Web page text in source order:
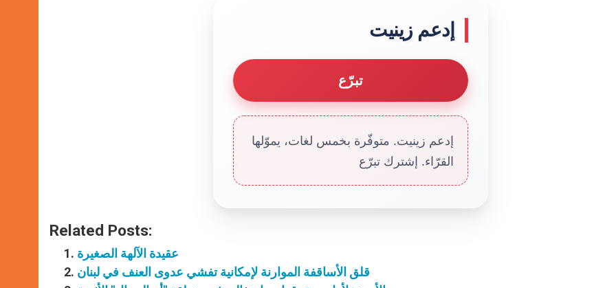
إدعم زينيت
تبرّع
إدعم زينيت. متوفّرة بخمس لغات، يموّلها
القرّاء. إشترك تبرّع
Related Posts:
عقيدة الآلهة الصغيرة
قلق الأساقفة الموارنة لإمكانية تفشي عدوى العنف في لبنان